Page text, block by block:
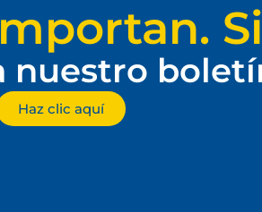
nuestro
Haz clic aquí